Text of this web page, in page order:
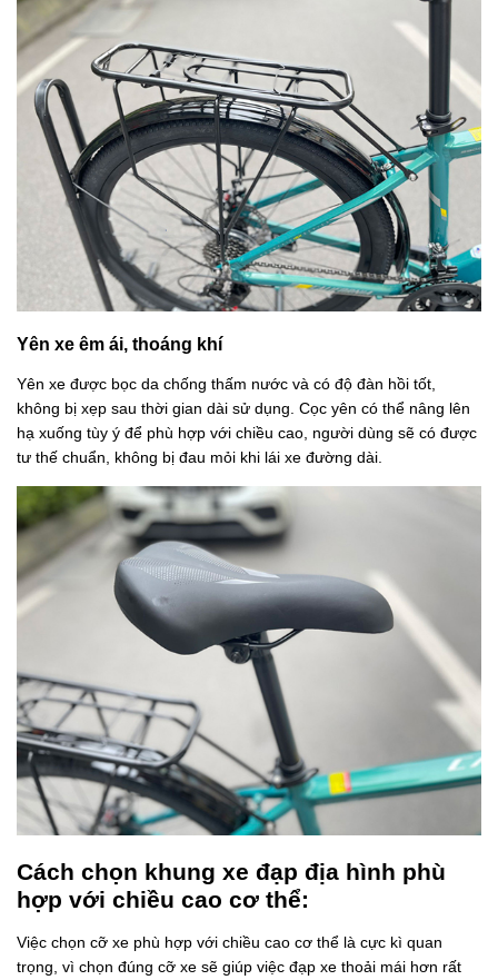
Yên xe êm ái, thoáng khí
Yên xe được bọc da chống thấm nước và có độ đàn hồi tốt,
không bị xẹp sau thời gian dài sử dụng. Cọc yên có thể nâng lên
hạ xuống tùy ý để phù hợp với chiều cao, người dùng sẽ có được
tư thế chuẩn, không bị đau mỏi khi lái xe đường dài.
Cách chọn khung xe đạp địa hình phù
hợp với chiều cao cơ thể:
Việc chọn cỡ xe phù hợp với chiều cao cơ thể là cực kì quan
trọng, vì chọn đúng cỡ xe sẽ giúp việc đạp xe thoải mái hơn rất